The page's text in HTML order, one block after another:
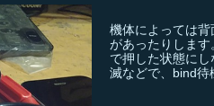
機体によっては
があったりしま
で押した状態に
滅などで、bind待